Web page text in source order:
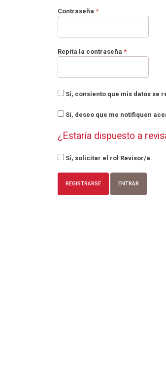
Contraseña *Obligatorio
Repita la contraseña *Obligatorio
Sí, consiento que mis datos se
Sí, deseo que me notifiquen
¿Estaría dispuesto a
Sí, solicitar el rol Revisor/a.
REGISTRARSE ENTRAR